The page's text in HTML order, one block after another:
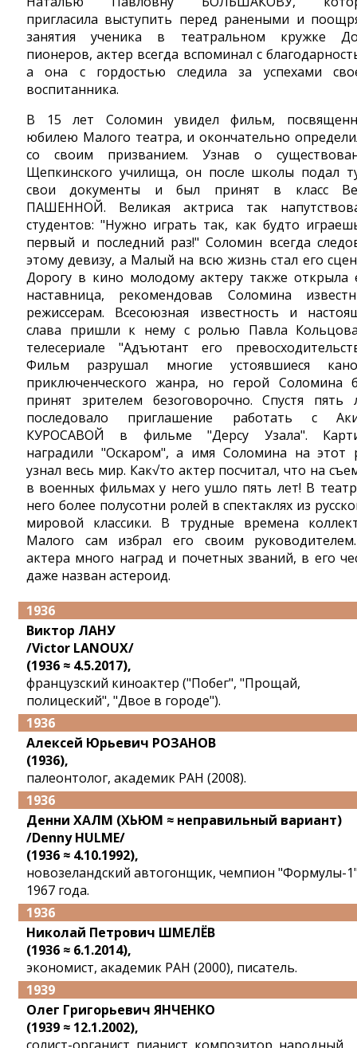
пригласила выступить перед ранеными и
занятия ученика в театральном кружке
пионеров, актер всегда вспоминал с
а она с гордостью следила за успехами
воспитанника.
В 15 лет Соломин увидел фильм,
юбилею Малого театра, и окончательно
со своим призванием. Узнав о
Щепкинского училища, он после школы подал
свои документы и был принят в класс
ПАШЕННОЙ. Великая актриса так
студентов: "Нужно играть так, как будто
первый и последний раз!" Соломин всегда
этому девизу, а Малый на всю жизнь стал его
Дорогу в кино молодому актеру также открыла
наставница, рекомендовав Соломина
режиссерам. Всесоюзная известность и
слава пришли к нему с ролью Павла
телесериале "Адъютант его
Фильм разрушал многие устоявшиеся
приключенческого жанра, но герой Соломина
принят зрителем безоговорочно. Спустя пять
последовало приглашение работать с
КУРОСАВОЙ в фильме "Дерсу Узала".
наградили "Оскаром", а имя Соломина на этот
узнал весь мир. Как√то актер посчитал, что на
в военных фильмах у него ушло пять лет! В
него более полусотни ролей в спектаклях из
мировой классики. В трудные времена
Малого сам избрал его своим
актера много наград и почетных званий, в его
даже назван астероид.
1936
Виктор ЛАНУ
/Victor LANOUX/
(1936 ≈ 4.5.2017),
французский киноактер ("Побег", "Прощай,
полицеский", "Двое в городе").
1936
Алексей Юрьевич РОЗАНОВ
(1936),
палеонтолог, академик РАН (2008).
1936
Денни ХАЛМ (ХЬЮМ ≈ неправильный вариант)
/Denny HULME/
(1936 ≈ 4.10.1992),
новозеландский автогонщик, чемпион "Формулы-
1967 года.
1936
Николай Петрович ШМЕЛЁВ
(1936 ≈ 6.1.2014),
экономист, академик РАН (2000), писатель.
1939
Олег Григорьевич ЯНЧЕНКО
(1939 ≈ 12.1.2002),